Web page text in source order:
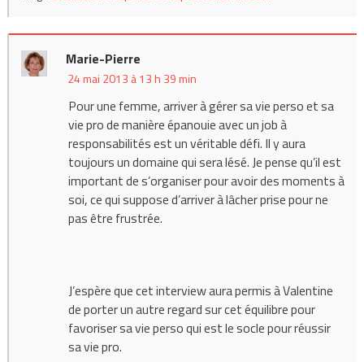
Marie-Pierre
24 mai 2013 à 13 h 39 min
Pour une femme, arriver à gérer sa vie perso et sa
vie pro de manière épanouie avec un job à
responsabilités est un véritable défi. Il y aura
toujours un domaine qui sera lésé. Je pense qu’il est
important de s’organiser pour avoir des moments à
soi, ce qui suppose d’arriver à lâcher prise pour ne
pas être frustrée.
J’espère que cet interview aura permis à Valentine
de porter un autre regard sur cet équilibre pour
favoriser sa vie perso qui est le socle pour réussir
sa vie pro.